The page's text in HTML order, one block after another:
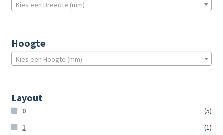
Kies een Breedte (mm)
Hoogte
Kies een Hoogte (mm)
Layout
0
(5)
1
(1)